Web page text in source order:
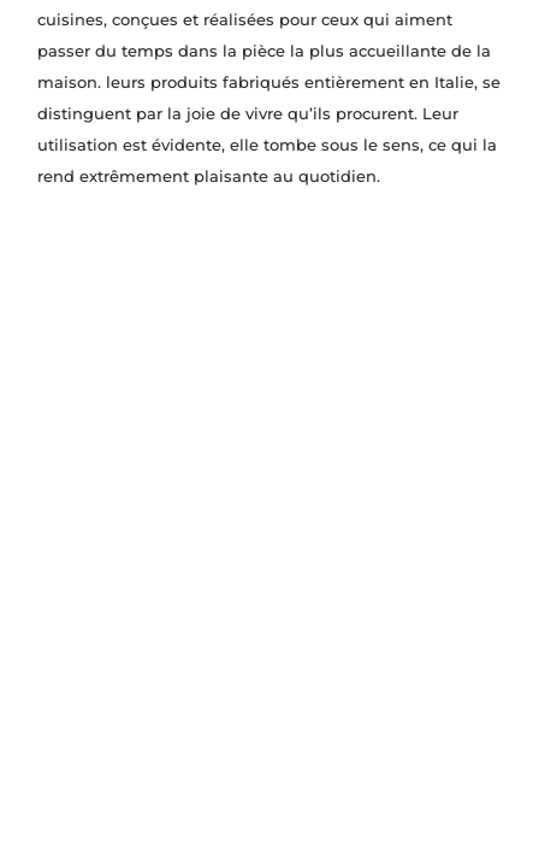
cuisines, conçues et réalisées pour ceux qui aiment
passer du temps dans la pièce la plus accueillante de la
maison. leurs produits fabriqués entièrement en Italie, se
distinguent par la joie de vivre qu’ils procurent. Leur
utilisation est évidente, elle tombe sous le sens, ce qui la
rend extrêmement plaisante au quotidien.